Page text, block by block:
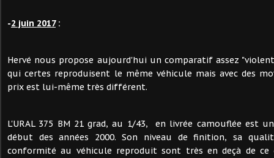
-2 juin 2017:
Hervé nous propose aujourd'hui un comparatif assez
qui certes reproduisent le même véhicule mais avec des
prix est lui-même très différent.
L'URAL 375 BM 21 grad, au 1/43, en livrée camouflée est
début des années 2000. Son niveau de finition, sa
conformité au véhicule reproduit sont très en deçà de ce